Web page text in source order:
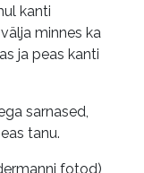
kanti
minnes ka
ja peas kanti
sarnased,
tanu.
fotod)